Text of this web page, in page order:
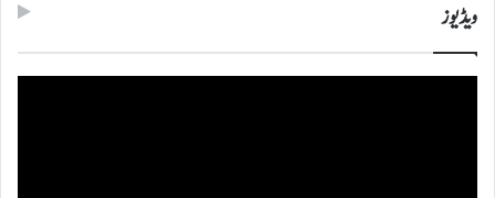
ویڈیوز